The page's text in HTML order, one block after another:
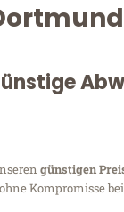
günstigen
Kompromisse